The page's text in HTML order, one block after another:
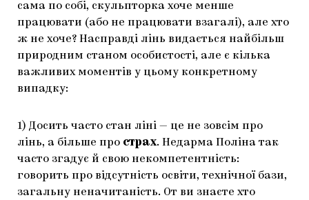
сама по собі, скульпторка хоче менше
працювати (або не працювати взагалі), але хто
ж не хоче? Насправді лінь видається найбільш
природним станом особистості, але є кілька
важливих моментів у цьому конкретному
випадку:
1) Досить часто стан ліні — це не зовсім про
лінь, а більше про страх. Недарма Поліна так
часто згадує й свою некомпетентність:
говорить про відсутність освіти, технічної бази,
загальну неначитаність. От ви знаєте хто